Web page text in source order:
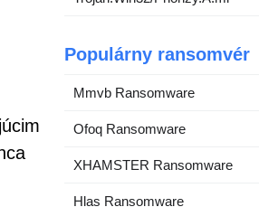
Populárny ransomvér
Mmvb Ransomware
Ofoq Ransomware
XHAMSTER Ransomware
Hlas Ransomware